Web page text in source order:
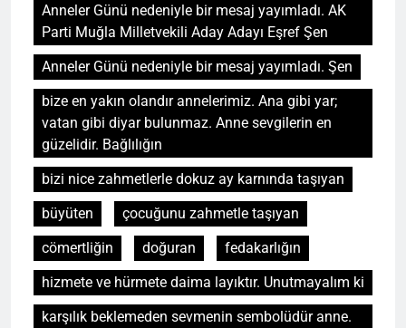
Anneler Günü nedeniyle bir mesaj yayımladı. AK
Parti Muğla Milletvekili Aday Adayı Eşref Şen
Anneler Günü nedeniyle bir mesaj yayımladı. Şen
bize en yakın olandır annelerimiz. Ana gibi yar;
vatan gibi diyar bulunmaz. Anne sevgilerin en
güzelidir. Bağlılığın
bizi nice zahmetlerle dokuz ay karnında taşıyan
büyüten
çocuğunu zahmetle taşıyan
cömertliğin
doğuran
fedakarlığın
hizmete ve hürmete daima layıktır. Unutmayalım ki
karşılık beklemeden sevmenin sembolüdür anne.